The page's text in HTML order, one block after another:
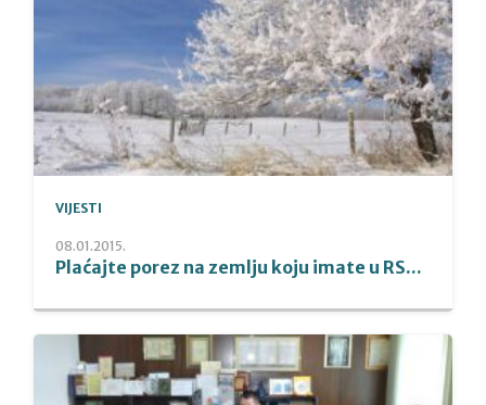
VIJESTI
08.01.2015.
Plaćajte porez na zemlju koju imate u RS...